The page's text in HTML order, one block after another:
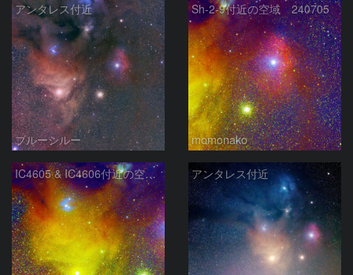
アンタレス付近
ブルーシルー
Sh-2-9付近の空域 240705
momonako
IC4605 & IC4606付近の空域 240705 アンタレス付近